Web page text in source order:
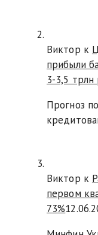
Виктор к
прибыли
3-3,5 трлн
Прогноз
Виктор к
первом
73%